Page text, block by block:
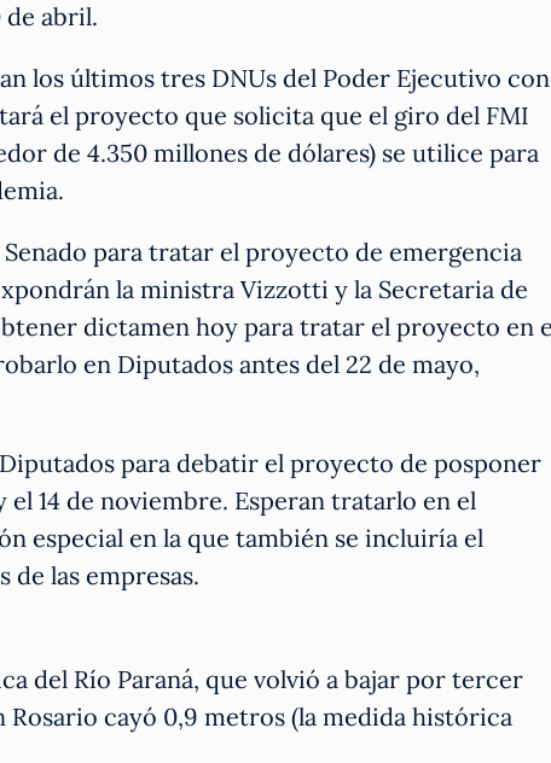
de abril.
los últimos tres DNUs del Poder Ejecutivo con
el proyecto que solicita que el giro del FMI
de 4.350 millones de dólares) se utilice para
para tratar el proyecto de emergencia
la ministra Vizzotti y la Secretaria de
dictamen hoy para tratar el proyecto en
en Diputados antes del 22 de mayo,
para debatir el proyecto de posponer
el 14 de noviembre. Esperan tratarlo en el
especial en la que también se incluiría el
de las empresas.
del Río Paraná, que volvió a bajar por tercer
cayó 0,9 metros (la medida histórica